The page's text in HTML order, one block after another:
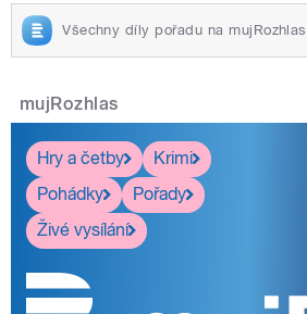
Všechny díly pořadu na mujRozhlas
mujRozhlas
Hry a četby
Krimi
Pohádky
Pořady
Živé vysílání